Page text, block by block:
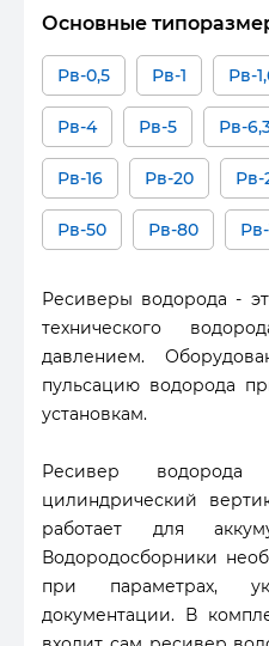
Основные
Рв-0,5 Рв-1 Рв-
Рв-4 Рв-5 Рв-
Рв-16 Рв-20 Рв-
Рв-50 Рв-80
Ресиверы водорода -
технического
давлением.
пульсацию водорода
установкам.
Ресивер водорода
цилиндрический
работает для
Водородосборники
при параметрах,
документации. В